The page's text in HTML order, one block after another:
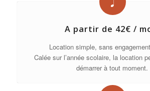
A partir de 42€ /
Location simple, sans
Calée sur l’année scolaire, la location
démarrer à tout moment.